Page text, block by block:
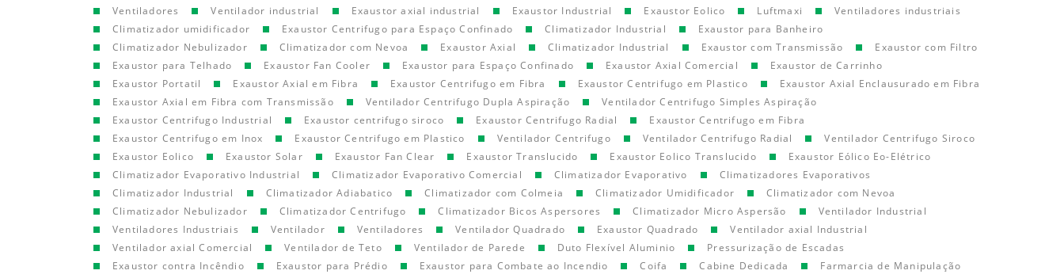
Ventiladores Ventilador industrial Exaustor axial industrial Exaustor Industrial Exaustor Eolico Luftmaxi
Ventiladores industriais
Climatizador umidificador
Exaustor Centrifugo para Espaço Confinado Climatizador Industrial
Exaustor para Banheiro
Climatizador Nebulizador
Climatizador com Nevoa Exaustor Axial Climatizador Industrial Exaustor com Transmissão
Exaustor com Filtro
Exaustor para Telhado
Exaustor Fan Cooler Exaustor para Espaço Confinado Exaustor Axial Comercial
Exaustor de Carrinho
Exaustor Portatil
Exaustor Axial em Fibra Exaustor Centrifugo em Fibra Exaustor Centrifugo em Plastico
Exaustor Axial Enclausurado em Fibra
Exaustor Axial em Fibra com Transmissão
Ventilador Centrifugo Dupla Aspiração
Ventilador Centrifugo Simples Aspiração
Exaustor Centrifugo Industrial
Exaustor centrifugo siroco Exaustor Centrifugo Radial
Exaustor Centrifugo em Fibra
Exaustor Centrifugo em Inox
Exaustor Centrifugo em Plastico Ventilador Centrifugo Ventilador Centrifugo Radial
Ventilador Centrifugo Siroco
Exaustor Eolico
Exaustor Solar Exaustor Fan Clear Exaustor Translucido Exaustor Eolico Translucido
Exaustor Eólico Eo-Elétrico
Climatizador Evaporativo Industrial
Climatizador Evaporativo Comercial Climatizador Evaporativo
Climatizadores Evaporativos
Climatizador Industrial
Climatizador Adiabatico Climatizador com Colmeia Climatizador Umidificador
Climatizador com Nevoa
Climatizador Nebulizador
Climatizador Centrifugo Climatizador Bicos Aspersores Climatizador Micro Aspersão
Ventilador Industrial
Ventiladores Industriais
Ventilador Ventiladores Ventilador Quadrado Exaustor Quadrado
Ventilador axial Industrial
Ventilador axial Comercial
Ventilador de Teto Ventilador de Parede Duto Flexível Aluminio
Pressurização de Escadas
Exaustor contra Incêndio
Exaustor para Prédio Exaustor para Combate ao Incendio Coifa Cabine Dedicada
Farmarcia de Manipulação